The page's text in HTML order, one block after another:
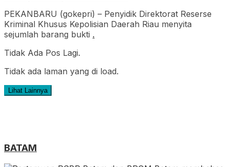
PEKANBARU (gokepri) – Penyidik Direktorat Reserse
Kriminal Khusus Kepolisian Daerah Riau menyita
sejumlah barang bukti .
Tidak Ada Pos Lagi.
Tidak ada laman yang di load.
Lihat Lainnya
BATAM